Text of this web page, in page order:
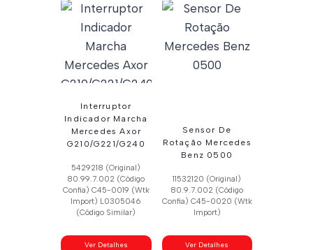
Interruptor
Indicador Marcha
Mercedes Axor
G210/G221/G240
5429218 (Original)
80.99.7.002 (Código
Confia) C45-0019 (Wtk
Import) L0305046
(Código Similar)
Ver Detalhes
Sensor De
Rotação Mercedes
Benz 0500
11532120 (Original)
80.9.7.002 (Código
Confia) C45-0020 (Wtk
Import)
Ver Detalhes